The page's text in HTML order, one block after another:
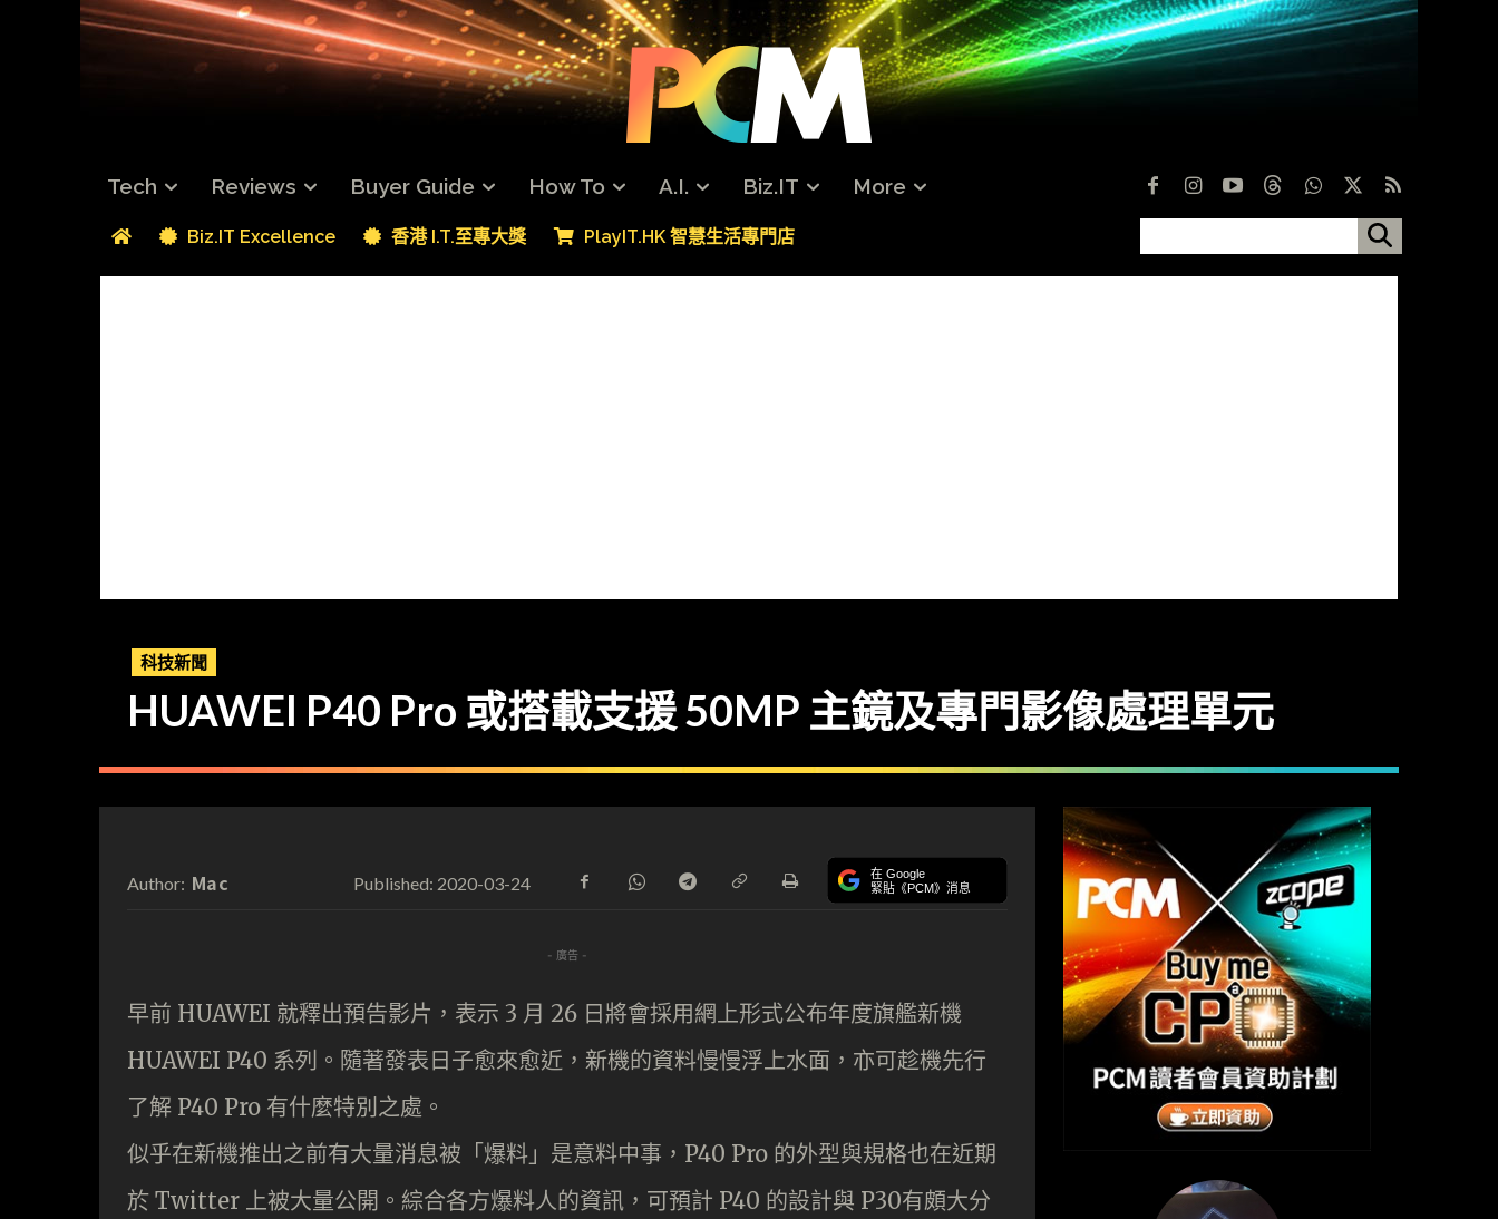
Tech Reviews Buyer Guide How To A.I. Biz.IT More
Biz.IT Excellence 香港 I.T.至專大獎 PlayIT.HK 智慧生活專門店
科技新聞
HUAWEI P40 Pro 或搭載支援 50MP 主鏡及專門影像處理單元
Author: Mac Published: 2020-03-24 在 Google
緊貼《PCM》消息
- 廣告 -
早前 HUAWEI 就釋出預告影片，表示 3 月 26 日將會採用網上形式公布年度旗艦新機
HUAWEI P40 系列。隨著發表日子愈來愈近，新機的資料慢慢浮上水面，亦可趁機先行
了解 P40 Pro 有什麼特別之處。
似乎在新機推出之前有大量消息被「爆料」是意料中事，P40 Pro 的外型與規格也在近期
於 Twitter 上被大量公開。綜合各方爆料人的資訊，可預計 P40 的設計與 P30有頗大分